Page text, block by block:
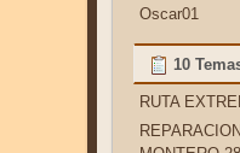
Oscar01
10
RUTA